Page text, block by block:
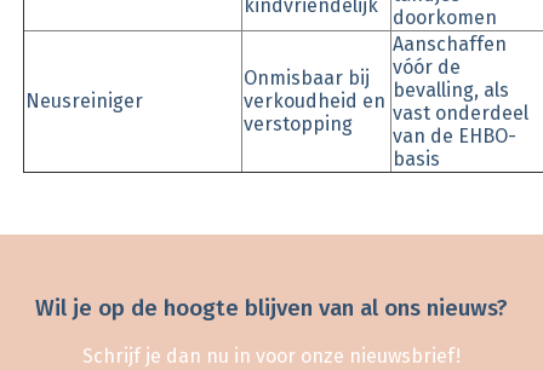
kindvriendelijk
doorkomen
Neusreiniger
Onmisbaar bij
verkoudheid en
verstopping
Aanschaffen
vóór de
bevalling, als
vast onderdeel
van de EHBO-
basis
Wil je op de hoogte blijven van al ons nieuws?
Schrijf je dan nu in voor onze nieuwsbrief!